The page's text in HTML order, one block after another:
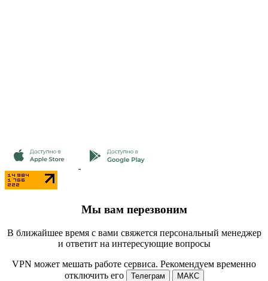
Мы вам перезвоним
В ближайшее время с вами свяжется персональный менеджер
и ответит на интересующие вопросы
VPN может мешать работе сервиса. Рекомендуем временно
отключить его
Телеграм МАКС